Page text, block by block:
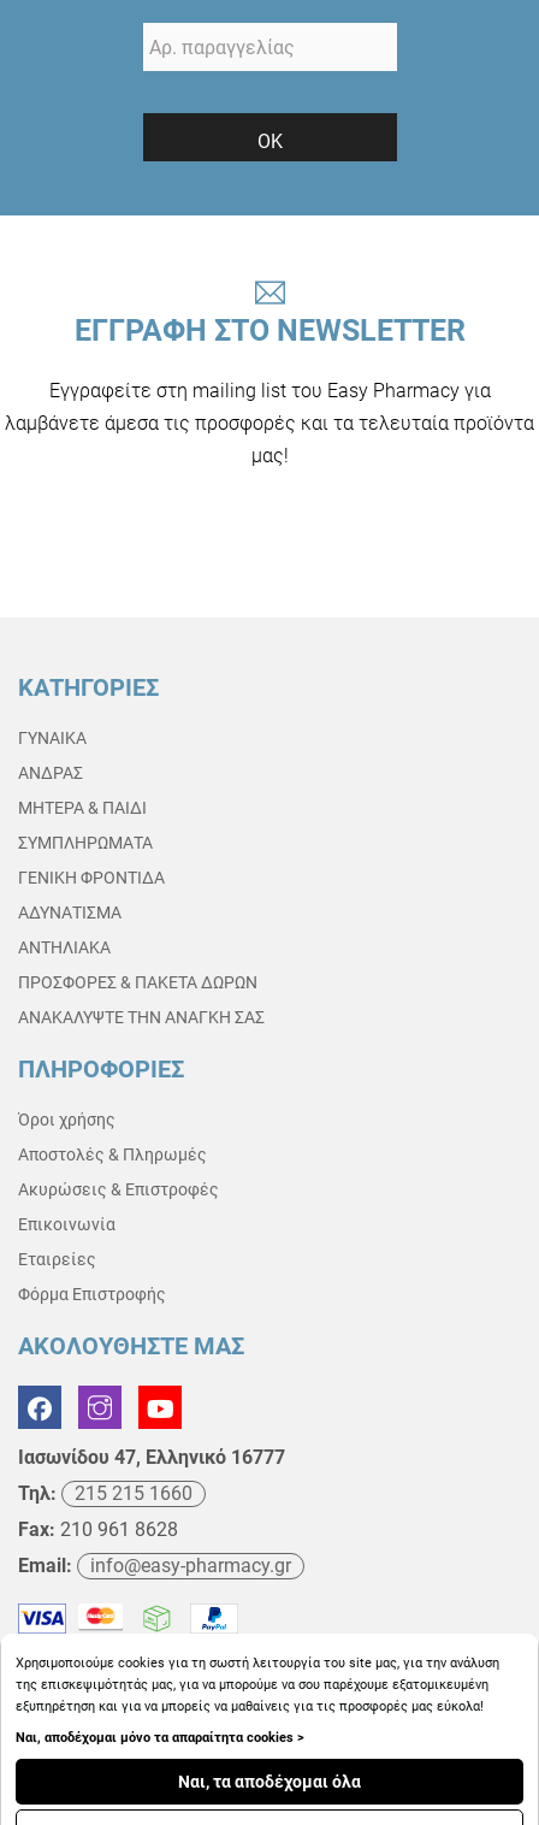
ΟΚ
ΕΓΓΡΑΦΗ ΣΤΟ NEWSLETTER
Εγγραφείτε στη mailing list του Easy Pharmacy για
λαμβάνετε άμεσα τις προσφορές και τα τελευταία προϊόντα
μας!
ΚΑΤΗΓΟΡΙΕΣ
ΓΥΝΑΙΚΑ
ΑΝΔΡΑΣ
ΜΗΤΕΡΑ & ΠΑΙΔΙ
ΣΥΜΠΛΗΡΩΜΑΤΑ
ΓΕΝΙΚΗ ΦΡΟΝΤΙΔΑ
ΑΔΥΝΑΤΙΣΜΑ
ΑΝΤΗΛΙΑΚΑ
ΠΡΟΣΦΟΡΕΣ & ΠΑΚΕΤΑ ΔΩΡΩΝ
ΑΝΑΚΑΛΥΨΤΕ ΤΗΝ ΑΝΑΓΚΗ ΣΑΣ
ΠΛΗΡΟΦΟΡΙΕΣ
Όροι χρήσης
Αποστολές & Πληρωμές
Ακυρώσεις & Επιστροφές
Επικοινωνία
Εταιρείες
Φόρμα Επιστροφής
ΑΚΟΛΟΥΘΗΣΤΕ ΜΑΣ
Ιασωνίδου 47, Ελληνικό 16777
Τηλ:
215 215 1660
Fax: 210 961 8628
Email:
info@easy-pharmacy.gr
Copyright © 2026EasyPharmacy.gr
Χρησιμοποιούμε cookies για τη σωστή λειτουργία του site μας, για την ανάλυση
της επισκεψιμότητάς μας, για να μπορούμε να σου παρέχουμε εξατομικευμένη
εξυπηρέτηση και για να μπορείς να μαθαίνεις για τις προσφορές μας εύκολα!
Ναι, αποδέχομαι μόνο τα απαραίτητα cookies >
Ναι, τα αποδέχομαι όλα